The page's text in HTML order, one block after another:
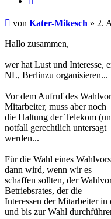
Beitrag
von Kater-Mikesch » 2.
Hallo zusammen,
wer hat Lust und Interesse,
NL, Berlinzu organisieren...
Vor dem Aufruf des
Mitarbeiter, muss aber noch
die Haltung der Telekom
notfall gerechtlich untersagt
werden...
Für die Wahl eines
dann wird, wenn wir es
schaffen sollten, der
Betriebsrates, der die
Interessen der Mitarbeiter
und bis zur Wahl